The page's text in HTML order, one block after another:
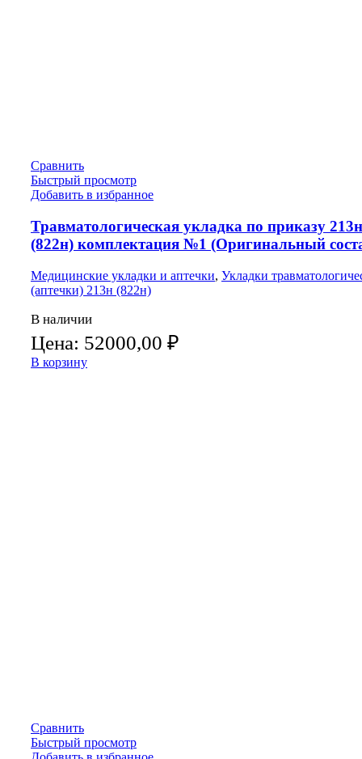
Сравнить
Быстрый просмотр
Добавить в избранное
Травматологическая укладка по приказу 213н
(822н) комплектация №1 (Оригинальный
Медицинские укладки и аптечки, Укладки
(аптечки) 213н (822н)
В наличии
Цена: 52000,00 ₽
В корзину
Сравнить
Быстрый просмотр